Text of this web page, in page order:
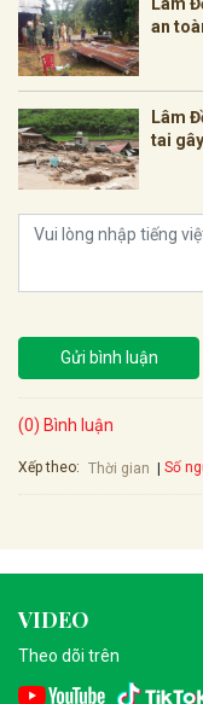
Lâm
an
Lâm
tai
Gửi bình luận
(0) Bình luận
Xếp theo: Thời gian Số
VIDEO
Theo dõi trên